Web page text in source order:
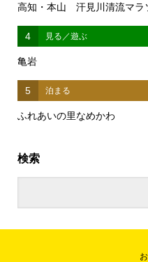
高知・本山 汗見川清流マラ
4 見る／遊ぶ
亀岩
5 泊まる
ふれあいの里なめかわ
検索